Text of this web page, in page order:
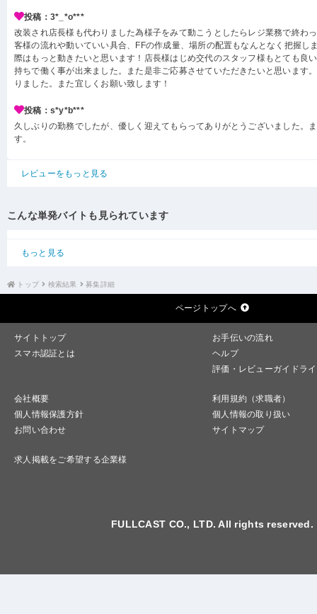
投稿：3*_*o***
改装され店長様も代わりました為様子をみて動こうとしたらレジ業務で終わ
客様の流れや動いていい具合、FFの作成量、場所の配置もなんとなく把握し
際はもっと動きたいと思います！店長様はじめ交代のスタッフ様もとても良
持ちで働く事が出来ました。また是非ご応募させていただきたいと思います
りました。また宜しくお願い致します！
投稿：s*y*b***
久しぶりの勤務でしたが、優しく迎えてもらってありがとうございました。
す。
レビューをもっと見る
こんな単発バイトも見られています
もっと見る
トップ 検索結果 募集詳細
ページトップへ
サイトトップ
お手伝いの流れ
スマホ認証とは
ヘルプ
評価・レビューガイドラ
会社概要
利用規約（求職者）
個人情報保護方針
個人情報の取り扱い
お問い合わせ
サイトマップ
求人掲載をご希望する企業様
FULLCAST CO., LTD. All rights reserved.